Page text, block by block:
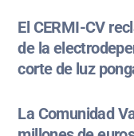
El CERMI-CV
de la
corte de luz
La Comunidad